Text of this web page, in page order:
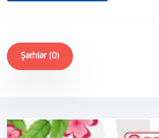
Şərhlər (0)